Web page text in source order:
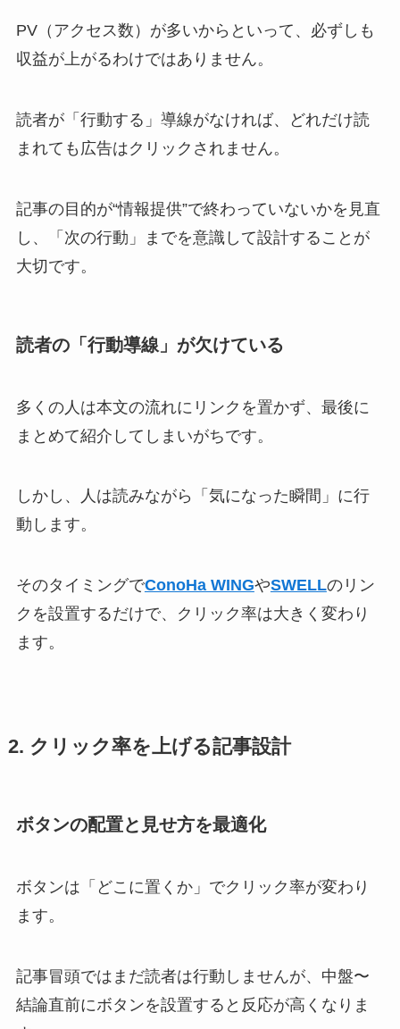
PV（アクセス数）が多いからといって、必ずしも
収益が上がるわけではありません。
読者が「行動する」導線がなければ、どれだけ読
まれても広告はクリックされません。
記事の目的が“情報提供”で終わっていないかを見直
し、「次の行動」までを意識して設計することが
大切です。
読者の「行動導線」が欠けている
多くの人は本文の流れにリンクを置かず、最後に
まとめて紹介してしまいがちです。
しかし、人は読みながら「気になった瞬間」に行
動します。
そのタイミングでConoHa WINGやSWELLのリン
クを設置するだけで、クリック率は大きく変わり
ます。
2. クリック率を上げる記事設計
ボタンの配置と見せ方を最適化
ボタンは「どこに置くか」でクリック率が変わり
ます。
記事冒頭ではまだ読者は行動しませんが、中盤〜
結論直前にボタンを設置すると反応が高くなりま